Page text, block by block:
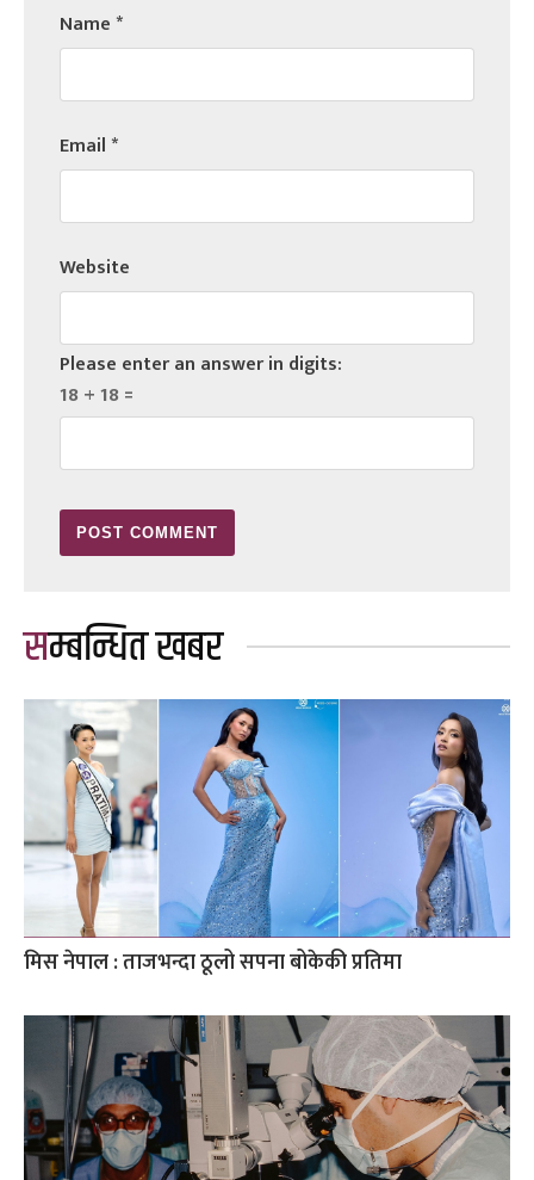
Name*
Email*
Website
Please enter an answer in digits:
18 + 18 =
सम्बन्धित खबर
मिस नेपाल : ताजभन्दा ठूलो सपना बोकेकी प्रतिमा